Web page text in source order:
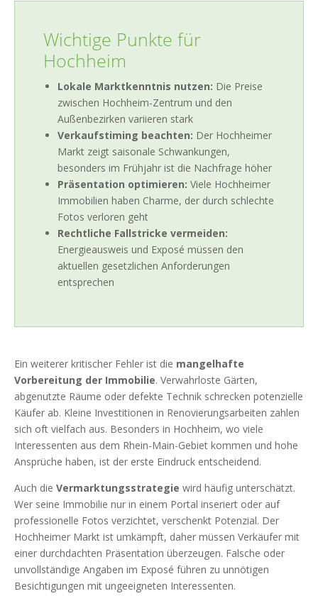
Wichtige Punkte für
Hochheim
Lokale Marktkenntnis nutzen: Die Preise
zwischen Hochheim-Zentrum und den
Außenbezirken variieren stark
Verkaufstiming beachten: Der Hochheimer
Markt zeigt saisonale Schwankungen,
besonders im Frühjahr ist die Nachfrage höher
Präsentation optimieren: Viele Hochheimer
Immobilien haben Charme, der durch schlechte
Fotos verloren geht
Rechtliche Fallstricke vermeiden:
Energieausweis und Exposé müssen den
aktuellen gesetzlichen Anforderungen
entsprechen
Ein weiterer kritischer Fehler ist die mangelhafte
Vorbereitung der Immobilie. Verwahrloste Gärten,
abgenutzte Räume oder defekte Technik schrecken potenzielle
Käufer ab. Kleine Investitionen in Renovierungsarbeiten zahlen
sich oft vielfach aus. Besonders in Hochheim, wo viele
Interessenten aus dem Rhein-Main-Gebiet kommen und hohe
Ansprüche haben, ist der erste Eindruck entscheidend.
Auch die Vermarktungsstrategie wird häufig unterschätzt.
Wer seine Immobilie nur in einem Portal inseriert oder auf
professionelle Fotos verzichtet, verschenkt Potenzial. Der
Hochheimer Markt ist umkämpft, daher müssen Verkäufer mit
einer durchdachten Präsentation überzeugen. Falsche oder
unvollständige Angaben im Exposé führen zu unnötigen
Besichtigungen mit ungeeigneten Interessenten.